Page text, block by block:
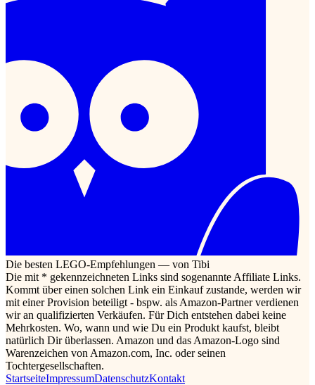
Die besten LEGO-Empfehlungen — von Tibi
Die mit * gekennzeichneten Links sind sogenannte Affiliate Links.
Kommt über einen solchen Link ein Einkauf zustande, werden wir
mit einer Provision beteiligt - bspw. als Amazon-Partner verdienen
wir an qualifizierten Verkäufen. Für Dich entstehen dabei keine
Mehrkosten. Wo, wann und wie Du ein Produkt kaufst, bleibt
natürlich Dir überlassen. Amazon und das Amazon-Logo sind
Warenzeichen von Amazon.com, Inc. oder seinen
Tochtergesellschaften.
StartseiteImpressumDatenschutzKontakt